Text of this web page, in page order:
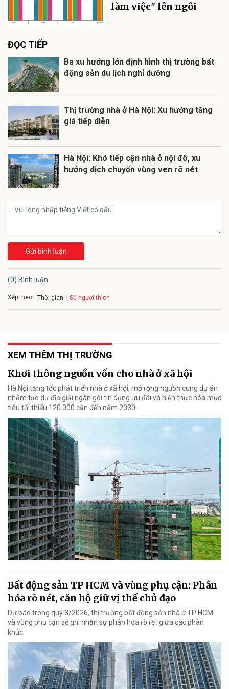
làm việc" lên ngôi
ĐỌC TIẾP
Ba xu hướng lớn định hình thị trường bất
động sản du lịch nghỉ dưỡng
Thị trường nhà ở Hà Nội: Xu hướng tăng
giá tiếp diễn
Hà Nội: Khó tiếp cận nhà ở nội đô, xu
hướng dịch chuyển vùng ven rõ nét
Gửi bình luận
(0) Bình luận
Xếp theo: Thời gian Số người thích
XEM THÊM THỊ TRƯỜNG
Khơi thông nguồn vốn cho nhà ở xã hội
Hà Nội tăng tốc phát triển nhà ở xã hội, mở rộng nguồn cung dự án
nhằm tạo dư địa giải ngân gói tín dụng ưu đãi và hiện thực hóa mục
tiêu tối thiểu 120.000 căn đến năm 2030.
Bất động sản TP HCM và vùng phụ cận: Phân
hóa rõ nét, căn hộ giữ vị thế chủ đạo
Dự báo trong quý 3/2026, thị trường bất động sản nhà ở TP HCM
và vùng phụ cận sẽ ghi nhận sự phân hóa rõ rệt giữa các phân
khúc.